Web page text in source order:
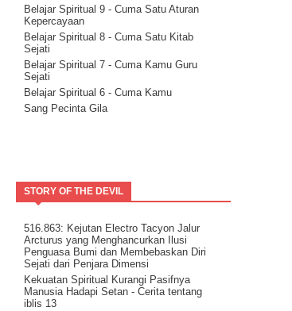
Rencana Agung
Milikilah Kepercayaan penuh kepada
Kekuatan Iman.
Bakatmu.
Janji Pelajaran untuk kemandirian Jiwa
Spiritualitas Kehidupan
Arahkan Perhatianmu Ke Dalam
Meninggalkanmu.
Tentang Aspirasi.
Buanglah Belenggu Diri Palsu itu..
Pertanyaan untuk Dipertimbangkan.
Ini Bisa Jadi Hidup Yang Mudah
Belajar Spiritual 9 - Cuma Satu Aturan
Kepercayaan
Belajar Spiritual 8 - Cuma Satu Kitab
Sejati
Belajar Spiritual 7 - Cuma Kamu Guru
Sejati
Belajar Spiritual 6 - Cuma Kamu
Sang Pecinta Gila
STORY OF THE DEVIL
516.863: Kejutan Electro Tacyon Jalur
Arcturus yang Menghancurkan Ilusi
Penguasa Bumi dan Membebaskan Diri
Sejati dari Penjara Dimensi
Kekuatan Spiritual Kurangi Pasifnya
Manusia Hadapi Setan - Cerita tentang
iblis 13